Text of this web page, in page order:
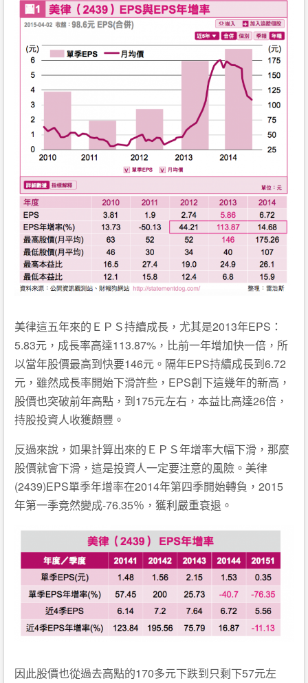
美律這五年來的ＥＰＳ持續成長，尤其是2013年EPS：
5.83元，成長率高達113.87%，比前一年增加快一倍，所
以當年股價最高到快要146元。隔年EPS持續成長到6.72
元，雖然成長率開始下滑許些，EPS創下這幾年的新高，
股價也突破前年高點，到175元左右，本益比高達26倍，
持股投資人收獲頗豐。
反過來說，如果計算出來的ＥＰＳ年增率大幅下滑，那麼
股價就會下滑，這是投資人一定要注意的風險。美律
(2439)EPS單季年增率在2014年第四季開始轉負，2015
年第一季竟然變成-76.35％，獲利嚴重衰退。
因此股價也從過去高點的170多元下跌到只剩下57元左